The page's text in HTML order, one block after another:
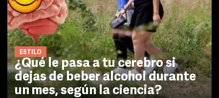
ESTILO
¿Qué le pasa a tu cerebro si
dejas de beber alcohol durante
un mes, según la ciencia?